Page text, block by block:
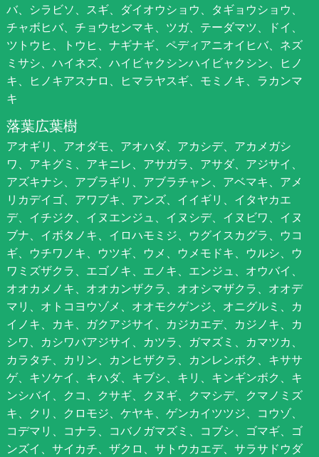
バ、シラビソ、スギ、ダイオウショウ、タギョウショウ、
チャボヒバ、チョウセンマキ、ツガ、テーダマツ、ドイ、
ツトウヒ、トウヒ、ナギナギ、ペディアニオイヒバ、ネズ
ミサシ、ハイネズ、ハイビャクシンハイビャクシン、ヒノ
キ、ヒノキアスナロ、ヒマラヤスギ、モミノキ、ラカンマ
キ
落葉広葉樹
アオギリ、アオダモ、アオハダ、アカシデ、アカメガシ
ワ、アキグミ、アキニレ、アサガラ、アサダ、アジサイ、
アズキナシ、アブラギリ、アブラチャン、アベマキ、アメ
リカデイゴ、アワブキ、アンズ、イイギリ、イタヤカエ
デ、イチジク、イヌエンジュ、イヌシデ、イヌビワ、イヌ
ブナ、イボタノキ、イロハモミジ、ウグイスカグラ、ウコ
ギ、ウチワノキ、ウツギ、ウメ、ウメモドキ、ウルシ、ウ
ワミズザクラ、エゴノキ、エノキ、エンジュ、オウバイ、
オオカメノキ、オオカンザクラ、オオシマザクラ、オオデ
マリ、オトコヨウゾメ、オオモクゲンジ、オニグルミ、カ
イノキ、カキ、ガクアジサイ、カジカエデ、カジノキ、カ
シワ、カシワバアジサイ、カツラ、ガマズミ、カマツカ、
カラタチ、カリン、カンヒザクラ、カンレンボク、キササ
ゲ、キソケイ、キハダ、キブシ、キリ、キンギンボク、キ
ンシバイ、クコ、クサギ、クヌギ、クマシデ、クマノミズ
キ、クリ、クロモジ、ケヤキ、ゲンカイツツジ、コウゾ、
コデマリ、コナラ、コバノガマズミ、コブシ、ゴマギ、ゴ
ンズイ、サイカチ、ザクロ、サトウカエデ、サラサドウダ